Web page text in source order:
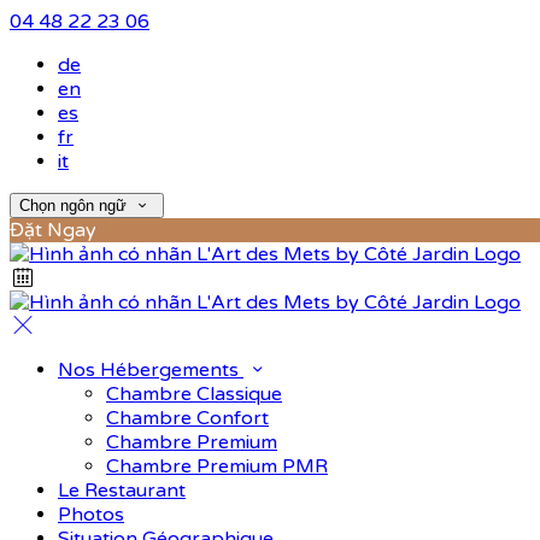
04 48 22 23 06
de
en
es
fr
it
Chọn ngôn ngữ
Đặt Ngay
Nos Hébergements
Chambre Classique
Chambre Confort
Chambre Premium
Chambre Premium PMR
Le Restaurant
Photos